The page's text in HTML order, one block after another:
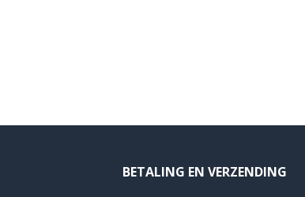
BETALING EN VERZENDING